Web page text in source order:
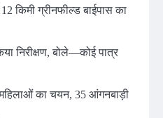
किमी ग्रीनफील्ड बाईपास का
निरीक्षण, बोले—कोई पात्र
का चयन, 35 आंगनबाड़ी